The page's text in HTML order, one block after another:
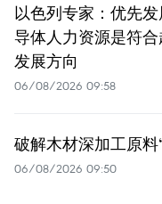
以色列专家：优先
导体人力资源是符
发展方向
06/08/2026 09:58
破解木材深加工原料
06/08/2026 09:50